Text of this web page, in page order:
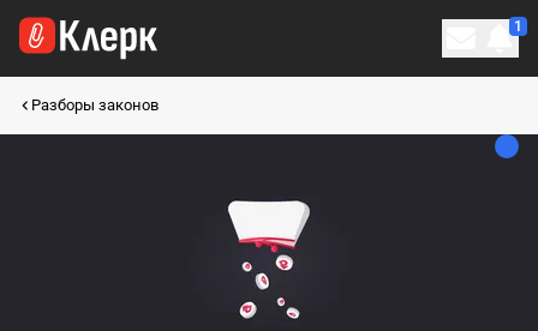
1
Разборы законов